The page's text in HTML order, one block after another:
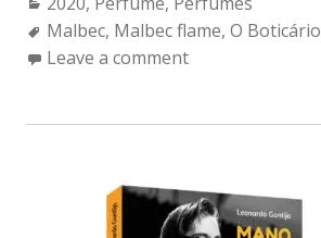
Tags:
Malbec, Malbec flame, O Boticário
Leave a comment